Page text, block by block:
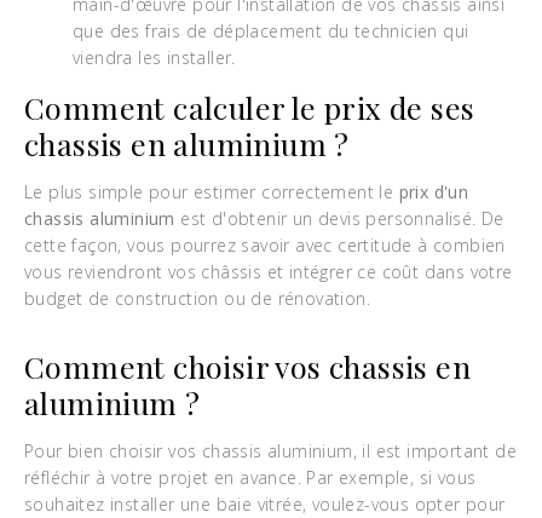
main-d'œuvre pour l'installation de vos châssis ainsi
que des frais de déplacement du technicien qui
viendra les installer.
Comment calculer le prix de ses
chassis en aluminium ?
Le plus simple pour estimer correctement le prix d'un
chassis aluminium est d'obtenir un devis personnalisé. De
cette façon, vous pourrez savoir avec certitude à combien
vous reviendront vos châssis et intégrer ce coût dans votre
budget de construction ou de rénovation.
Comment choisir vos chassis en
aluminium ?
Pour bien choisir vos chassis aluminium, il est important de
réfléchir à votre projet en avance. Par exemple, si vous
souhaitez installer une baie vitrée, voulez-vous opter pour